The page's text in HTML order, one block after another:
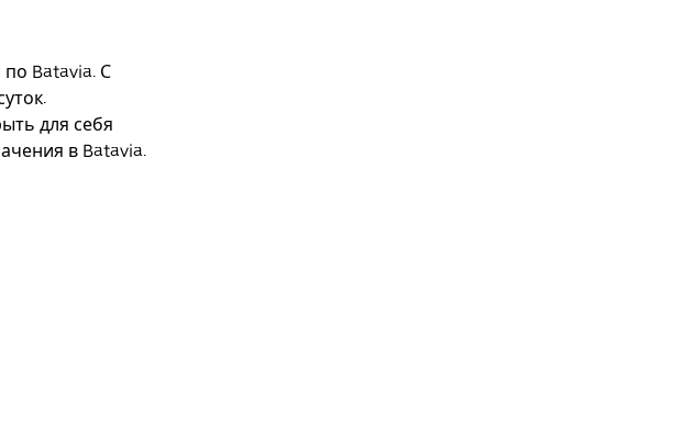
по Batavia. С
для себя
в Batavia.